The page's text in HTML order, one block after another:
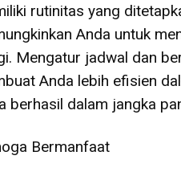
rutinitas yang
Anda untuk
Mengatur jadwal dan
Anda lebih efisien
berhasil dalam jangka
Bermanfaat